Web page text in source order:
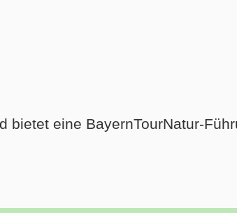
bietet eine BayernTourNatur-